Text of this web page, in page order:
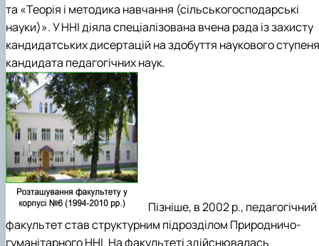
та «Теорія і методика навчання (сільськогосподарські
науки)». У ННІ діяла спеціалізована вчена рада із захисту
кандидатських дисертацій на здобуття наукового ступеня
кандидата педагогічних наук.
Пізніше, в 2002 р., педагогічний
факультет став структурним підрозділом Природничо-
гуманітарного ННІ. На факультеті здійснювалась